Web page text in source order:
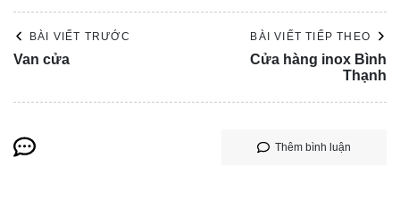
BÀI VIẾT TRƯỚC
Van cửa
BÀI VIẾT TIẾP THEO
Cửa hàng inox Bình
Thạnh
Thêm bình luận